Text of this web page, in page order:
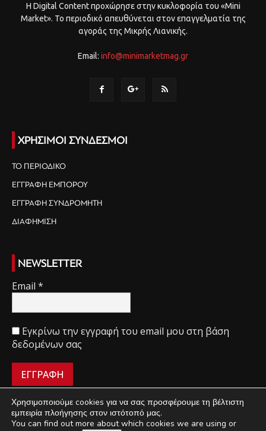
Η Digital Content προχώρησε στην κυκλοφορία του «Mini
Market». Το περιοδικό απευθύνεται στον επαγγελματία της
αγοράς της Μικρής Λιανικής.
Email: info@minimarketmag.gr
ΧΡΗΣΙΜΟΙ ΣΥΝΔΕΣΜΟΙ
ΤΟ ΠΕΡΙΟΔΙΚΟ
ΕΓΓΡΑΦΗ ΕΜΠΟΡΟΥ
ΕΓΓΡΑΦΗ ΣΥΝΔΡΟΜΗΤΗ
ΔΙΑΦΗΜΙΣΗ
NEWSLETTER
Email *
Εγκρίνω την εγγραφή του email μου στη βάση
δεδομένων σας
ΠΟΙΟΙ ΕΙΜΑΣΤΕ ΟΡΟΙ ΧΡΗΣΗΣ ΔΙΑΧΕΙΡΙΣΗ ΑΠΟΡΡΗΤΟΥ
Χρησιμοποιούμε cookies για να σας προσφέρουμε τη βέλτιστη
εμπειρία πλοήγησης στον ιστότοπό μας.
You can find out more about which cookies we are using or